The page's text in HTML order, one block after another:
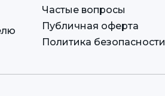
Частые вопросы
Публичная оферта
Политика безопасности